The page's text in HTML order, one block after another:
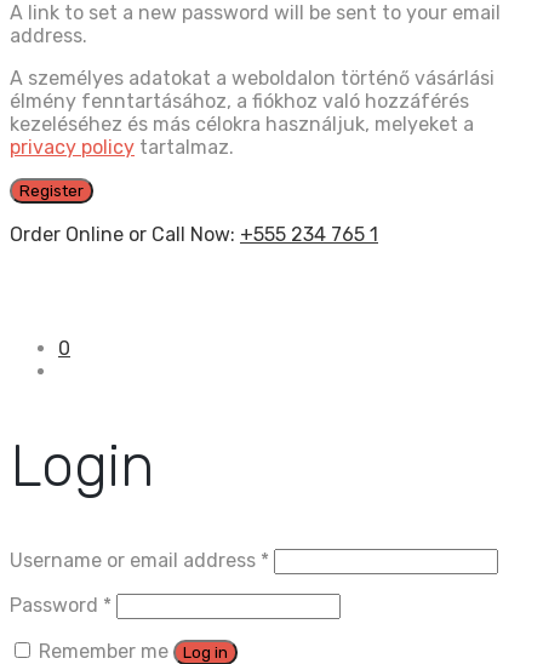
A link to set a new password will be sent to your email
address.
A személyes adatokat a weboldalon történő vásárlási
élmény fenntartásához, a fiókhoz való hozzáférés
kezeléséhez és más célokra használjuk, melyeket a
privacy policy tartalmaz.
Register
Order Online or Call Now: +555 234 765 1
0
Login
Username or email address *
Password *
Remember me
Log in